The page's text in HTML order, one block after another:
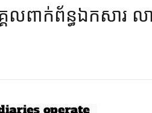
ល​ពាក់ព័ន្ធ​ឯកសារ​​